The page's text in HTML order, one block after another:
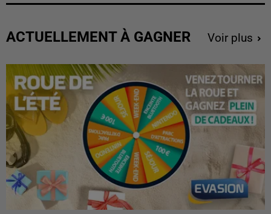
ACTUELLEMENT À GAGNER Voir plus